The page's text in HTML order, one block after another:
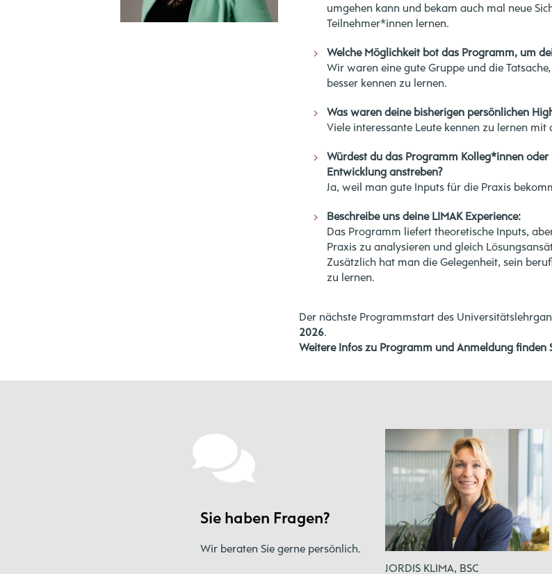
umgehen kann und bekam auch mal neue
Teilnehmer*innen lernen.
Welche Möglichkeit bot das Programm, um
Wir waren eine gute Gruppe und die
besser kennen zu lernen.
Was waren deine bisherigen persönlichen
Viele interessante Leute kennen zu lernen
Würdest du das Programm Kolleg*innen
Entwicklung anstreben?
Ja, weil man gute Inputs für die Praxis
Beschreibe uns deine LIMAK Experience:
Das Programm liefert theoretische Inputs,
Praxis zu analysieren und gleich
Zusätzlich hat man die Gelegenheit, sein
zu lernen.
Der nächste Programmstart des
2026.
Weitere Infos zu Programm und Anmeldung finden
Sie haben Fragen?
Wir beraten Sie gerne persönlich.
JORDIS KLIMA, BSC